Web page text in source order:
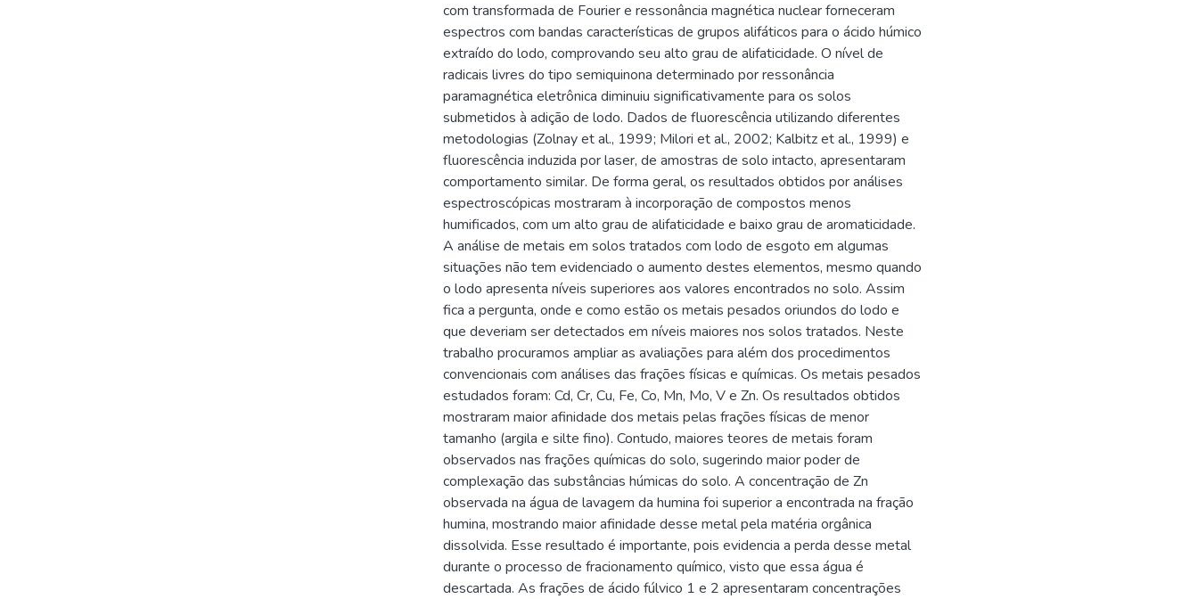
com transformada de Fourier e ressonância magnética nuclear forneceram
espectros com bandas características de grupos alifáticos para o ácido húmico
extraído do lodo, comprovando seu alto grau de alifaticidade. O nível de
radicais livres do tipo semiquinona determinado por ressonância
paramagnética eletrônica diminuiu significativamente para os solos
submetidos à adição de lodo. Dados de fluorescência utilizando diferentes
metodologias (Zolnay et al., 1999; Milori et al., 2002; Kalbitz et al., 1999) e
fluorescência induzida por laser, de amostras de solo intacto, apresentaram
comportamento similar. De forma geral, os resultados obtidos por análises
espectroscópicas mostraram à incorporação de compostos menos
humificados, com um alto grau de alifaticidade e baixo grau de aromaticidade.
A análise de metais em solos tratados com lodo de esgoto em algumas
situações não tem evidenciado o aumento destes elementos, mesmo quando
o lodo apresenta níveis superiores aos valores encontrados no solo. Assim
fica a pergunta, onde e como estão os metais pesados oriundos do lodo e
que deveriam ser detectados em níveis maiores nos solos tratados. Neste
trabalho procuramos ampliar as avaliações para além dos procedimentos
convencionais com análises das frações físicas e químicas. Os metais pesados
estudados foram: Cd, Cr, Cu, Fe, Co, Mn, Mo, V e Zn. Os resultados obtidos
mostraram maior afinidade dos metais pelas frações físicas de menor
tamanho (argila e silte fino). Contudo, maiores teores de metais foram
observados nas frações químicas do solo, sugerindo maior poder de
complexação das substâncias húmicas do solo. A concentração de Zn
observada na água de lavagem da humina foi superior a encontrada na fração
humina, mostrando maior afinidade desse metal pela matéria orgânica
dissolvida. Esse resultado é importante, pois evidencia a perda desse metal
durante o processo de fracionamento químico, visto que essa água é
descartada. As frações de ácido fúlvico 1 e 2 apresentaram concentrações